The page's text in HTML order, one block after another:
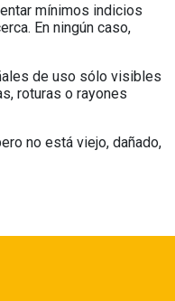
mínimos indicios
En ningún caso,
de uso sólo visibles
roturas o rayones
no está viejo, dañado,